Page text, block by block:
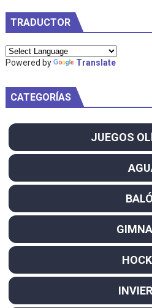
TRADUCTOR
Powered by Translate
CATEGORÍAS
JUEGOS